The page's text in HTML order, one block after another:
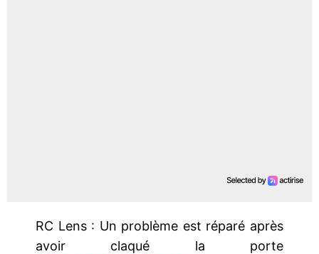
RC Lens : Un problème est réparé après
avoir claqué la porte